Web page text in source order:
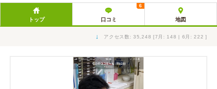
トップ 口コミ
6
地図
↓ アクセス数: 35,248 [7月: 148 | 6月: 222 ]